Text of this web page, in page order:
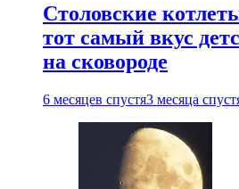
Столовские
тот самый вкус
на сковороде
6 месяцев спустя3 месяца